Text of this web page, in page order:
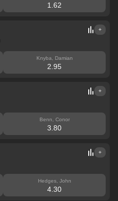
1.62
+
Knyba, Damian
2.95
+
Benn, Conor
3.80
+
Hedges, John
4.30